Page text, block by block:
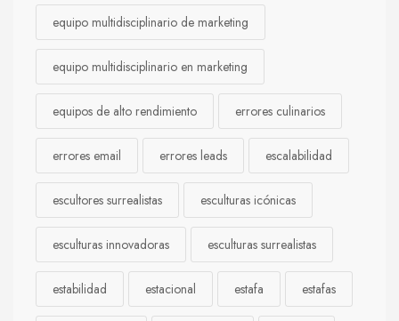
equipo multidisciplinario de marketing
equipo multidisciplinario en marketing
equipos de alto rendimiento errores culinarios
errores email errores leads escalabilidad
escultores surrealistas esculturas icónicas
esculturas innovadoras esculturas surrealistas
estabilidad estacional estafa estafas